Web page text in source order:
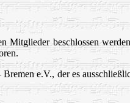
Mitglieder beschlossen
e.V., der es